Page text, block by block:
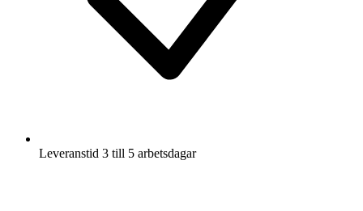
Leveranstid 3 till 5 arbetsdagar